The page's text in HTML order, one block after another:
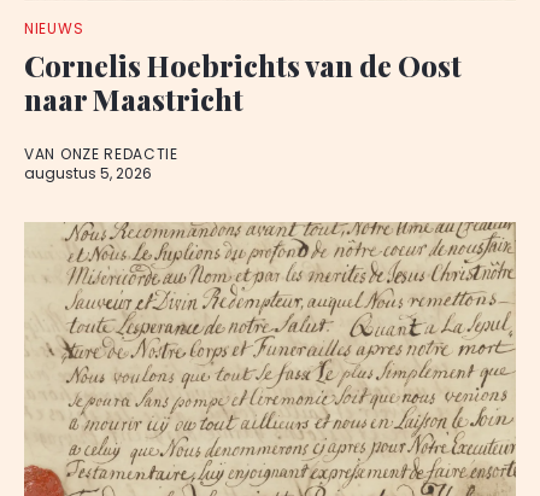
NIEUWS
Cornelis Hoebrichts van de Oost
naar Maastricht
VAN ONZE REDACTIE
augustus 5, 2026